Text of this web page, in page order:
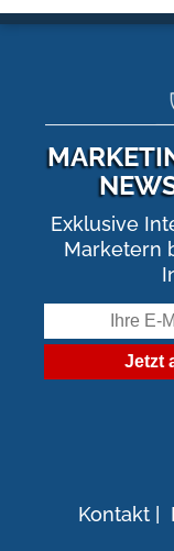
Exklusive
Marketern
Kontakt |